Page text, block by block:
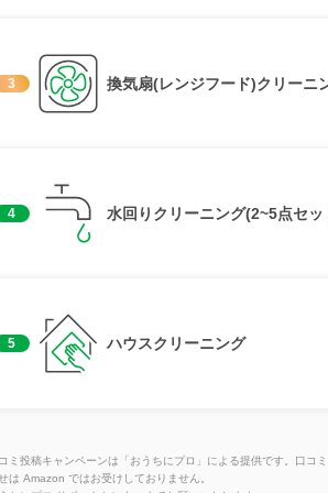
3 換気扇(レンジフード)クリーニ
4 水回りクリーニング(2~5点セッ
5 ハウスクリーニング
ミ投稿キャンペーンは「おうちにプロ」による提供です。口コ
は Amazon ではお受けしておりません。